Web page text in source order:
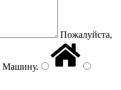
Пожалуйста,
Машину.